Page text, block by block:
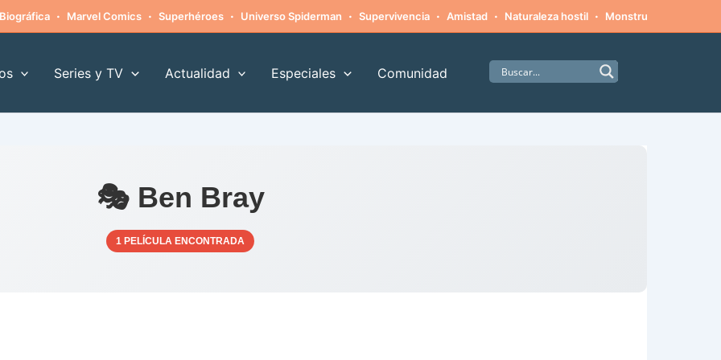
Biográfica · Marvel Comics · Superhéroes · Universo Spiderman · Supervivencia · Amistad · Naturaleza hostil · Monstruos
Series y TV Actualidad Especiales Comunidad
🎭 Ben Bray
1 PELÍCULA ENCONTRADA